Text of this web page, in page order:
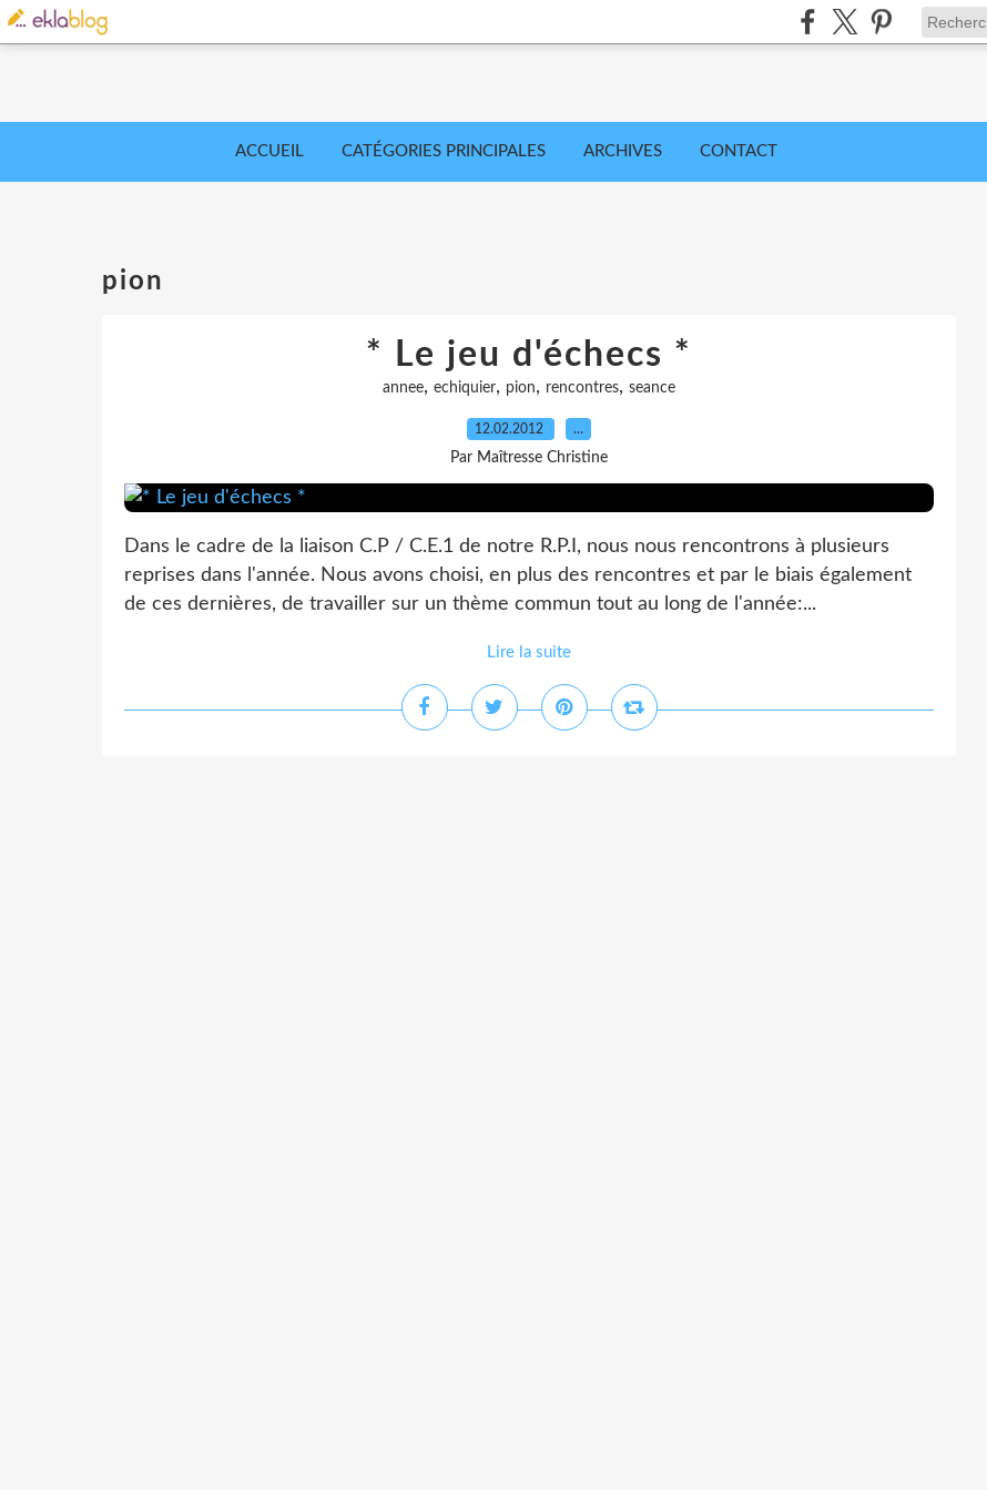
ACCUEIL CATÉGORIES PRINCIPALES ARCHIVES CONTACT
pion
* Le jeu d'échecs *
annee, echiquier, pion, rencontres, seance
12.02.2012 …
Par Maîtresse Christine
Dans le cadre de la liaison C.P / C.E.1 de notre R.P.I, nous nous rencontrons à plusieurs
reprises dans l'année. Nous avons choisi, en plus des rencontres et par le biais également
de ces dernières, de travailler sur un thème commun tout au long de l'année:...
Lire la suite